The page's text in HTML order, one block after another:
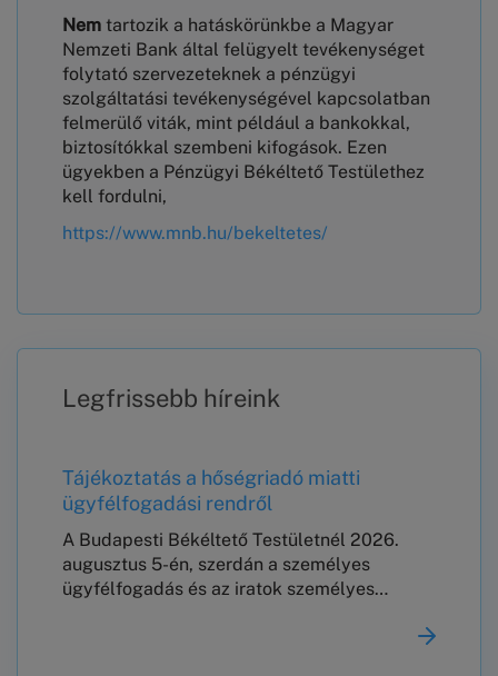
Nem tartozik a hatáskörünkbe a Magyar
Nemzeti Bank által felügyelt tevékenységet
folytató szervezeteknek a pénzügyi
szolgáltatási tevékenységével kapcsolatban
felmerülő viták, mint például a bankokkal,
biztosítókkal szembeni kifogások. Ezen
ügyekben a Pénzügyi Békéltető Testülethez
kell fordulni,
https://www.mnb.hu/bekeltetes/
Legfrissebb híreink
Tájékoztatás a hőségriadó miatti
ügyfélfogadási rendről
A Budapesti Békéltető Testületnél 2026.
augusztus 5-én, szerdán a személyes
ügyfélfogadás és az iratok személyes